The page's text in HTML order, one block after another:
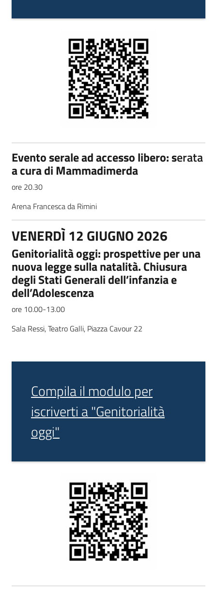
Evento serale ad accesso libero: serata
a cura di Mammadimerda
ore 20.30
Arena Francesca da Rimini
VENERDÌ 12 GIUGNO 2026
Genitorialità oggi: prospettive per una
nuova legge sulla natalità. Chiusura
degli Stati Generali dell’infanzia e
dell’Adolescenza
ore 10.00-13.00
Sala Ressi, Teatro Galli, Piazza Cavour 22
Compila il modulo per
iscriverti a "Genitorialità
oggi"